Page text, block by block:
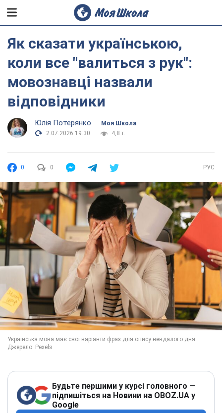
Як сказати українською,
коли все "валиться з рук":
мовознавці назвали
відповідники
Юлія Потерянко
Моя Школа
2.07.2026 19:30
4,8 т.
0 0 РУС
Будьте першими у курсі головного —
підпишіться на Новини на OBOZ.UA у
Google